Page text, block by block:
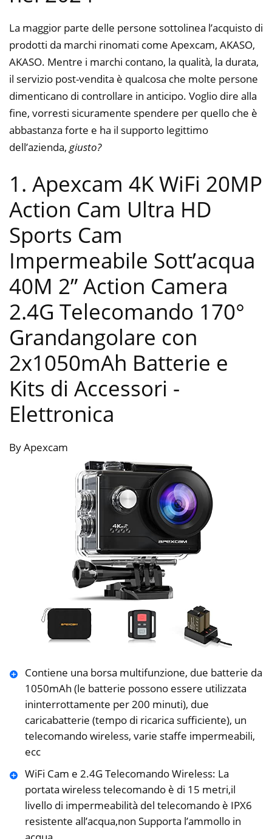
La maggior parte delle persone sottolinea l’acquisto di
prodotti da marchi rinomati come Apexcam, AKASO,
AKASO. Mentre i marchi contano, la qualità, la durata,
il servizio post-vendita è qualcosa che molte persone
dimenticano di controllare in anticipo. Voglio dire alla
fine, vorresti sicuramente spendere per quello che è
abbastanza forte e ha il supporto legittimo
dell’azienda, giusto?
1. Apexcam 4K WiFi 20MP
Action Cam Ultra HD
Sports Cam
Impermeabile Sott’acqua
40M 2” Action Camera
2.4G Telecomando 170°
Grandangolare con
2x1050mAh Batterie e
Kits di Accessori -
Elettronica
By Apexcam
Contiene una borsa multifunzione, due batterie da
1050mAh (le batterie possono essere utilizzata
ininterrottamente per 200 minuti), due
caricabatterie (tempo di ricarica sufficiente), un
telecomando wireless, varie staffe impermeabili,
ecc
WiFi Cam e 2.4G Telecomando Wireless: La
portata wireless telecomando è di 15 metri,il
livello di impermeabilità del telecomando è IPX6
resistente all’acqua,non Supporta l’ammollo in